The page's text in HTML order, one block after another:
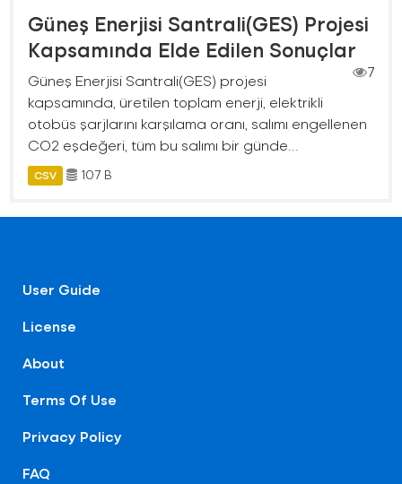
Güneş Enerjisi Santrali(GES) Projesi
Kapsamında Elde Edilen Sonuçlar
7
Güneş Enerjisi Santrali(GES) projesi
kapsamında, üretilen toplam enerji, elektrikli
otobüs şarjlarını karşılama oranı, salımı engellenen
CO2 eşdeğeri, tüm bu salımı bir günde...
CSV 107 B
User Guide
License
About
Terms Of Use
Privacy Policy
FAQ